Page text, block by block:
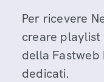
Per ricevere
creare playlist
della Fastweb
dedicati.